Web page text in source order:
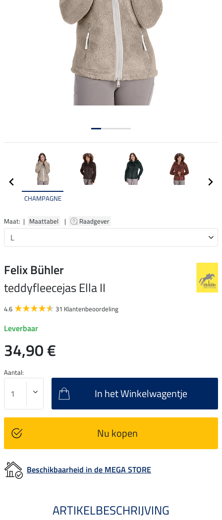
CHAMPAGNE
Maat: | Maattabel | Raadgever
Felix Bühler
teddyfleecejas Ella II
4.6 31 Klantenbeoordeling
Leverbaar
34,90 €
Aantal:
In het Winkelwagentje
Nu kopen
Beschikbaarheid in de MEGA STORE
ARTIKELBESCHRIJVING